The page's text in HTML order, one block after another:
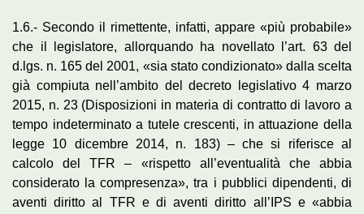
1.6.- Secondo il rimettente, infatti, appare «più probabile»
che il legislatore, allorquando ha novellato l’art. 63 del
d.lgs. n. 165 del 2001, «sia stato condizionato» dalla scelta
già compiuta nell’ambito del decreto legislativo 4 marzo
2015, n. 23 (Disposizioni in materia di contratto di lavoro a
tempo indeterminato a tutele crescenti, in attuazione della
legge 10 dicembre 2014, n. 183) – che si riferisce al
calcolo del TFR – «rispetto all’eventualità che abbia
considerato la compresenza», tra i pubblici dipendenti, di
aventi diritto al TFR e di aventi diritto all’IPS e «abbia